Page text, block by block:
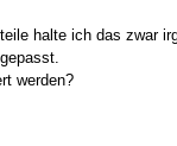
halte ich das zwar
werden?